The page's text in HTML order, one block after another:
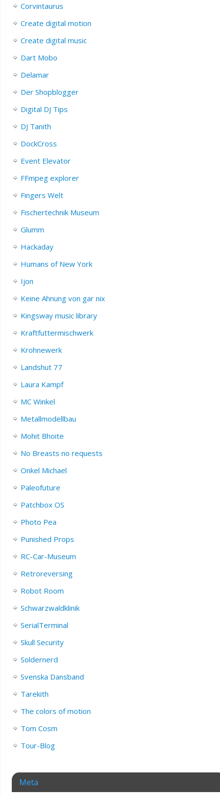
Corvintaurus
Create digital motion
Create digital music
Dart Mobo
Delamar
Der Shopblogger
Digital DJ Tips
DJ Tanith
DockCross
Event Elevator
FFmpeg explorer
Fingers Welt
Fischertechnik Museum
Glumm
Hackaday
Humans of New York
Ijon
Keine Ahnung von gar nix
Kingsway music library
Kraftfuttermischwerk
Krohnewerk
Landshut 77
Laura Kampf
MC Winkel
Metallmodellbau
Mohit Bhoite
No Breasts no requests
Onkel Michael
Paleofuture
Patchbox OS
Photo Pea
Punished Props
RC-Car-Museum
Retroreversing
Robot Room
Schwarzwaldklinik
SerialTerminal
Skull Security
Soldernerd
Svenska Dansband
Tarekith
The colors of motion
Tom Cosm
Tour-Blog
Meta